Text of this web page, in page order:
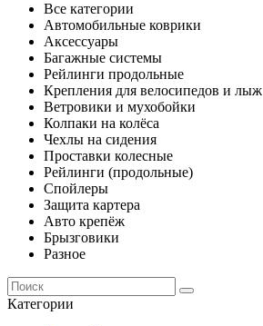
Все категории
Автомобильные коврики
Аксессуары
Багажные системы
Рейлинги продольные
Крепления для велосипедов и лыж
Ветровики и мухобойки
Колпаки на колёса
Чехлы на сидения
Проставки колесные
Рейлинги (продольные)
Спойлеры
Защита картера
Авто крепёж
Брызговики
Разное
Категории